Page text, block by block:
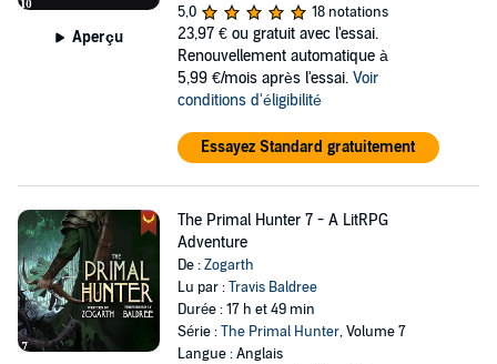
Aperçu
5,0
18 notations
23,97 € ou gratuit avec l'essai.
Renouvellement automatique à
5,99 €/mois après l'essai. Voir
conditions d'éligibilité
Essayez Standard gratuitement
The Primal Hunter 7 - A LitRPG
Adventure
De :Zogarth
Lu par :Travis Baldree
Durée : 17 h et 49 min
Série :The Primal Hunter, Volume 7
Langue : Anglais